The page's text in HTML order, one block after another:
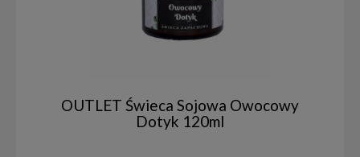
OUTLET Świeca Sojowa Owocowy
Dotyk 120ml